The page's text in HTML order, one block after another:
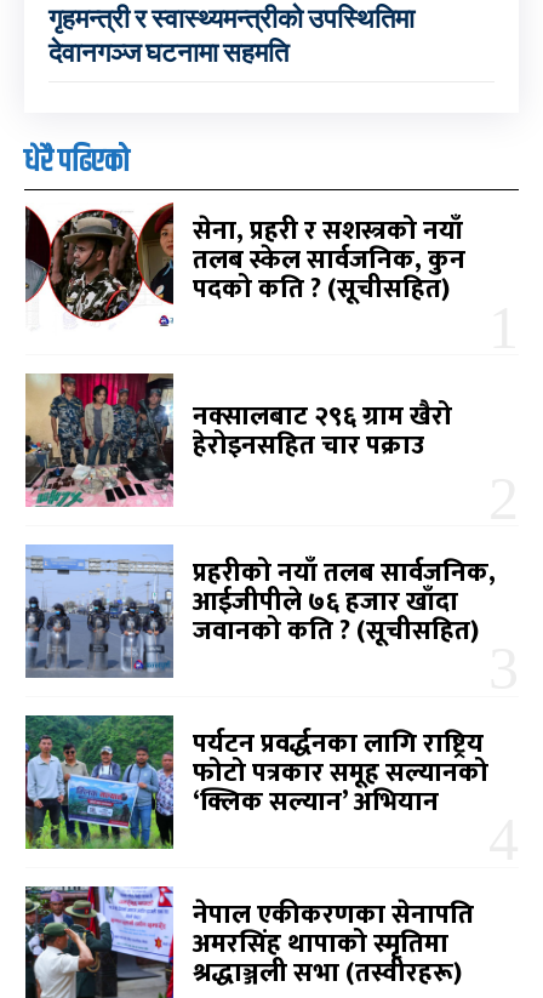
गृहमन्त्री र स्वास्थ्यमन्त्रीको उपस्थितिमा
देवानगञ्ज घटनामा सहमति
धेरै पढिएको
सेना, प्रहरी र सशस्त्रको नयाँ
तलब स्केल सार्वजनिक, कुन
पदको कति ? (सूचीसहित)
नक्सालबाट २९६ ग्राम खैरो
हेरोइनसहित चार पक्राउ
प्रहरीको नयाँ तलब सार्वजनिक,
आईजीपीले ७६ हजार खाँदा
जवानको कति ? (सूचीसहित)
पर्यटन प्रवर्द्धनका लागि राष्ट्रिय
फोटो पत्रकार समूह सल्यानको
‘क्लिक सल्यान’ अभियान
नेपाल एकीकरणका सेनापति
अमरसिंह थापाको स्मृतिमा
श्रद्धाञ्जली सभा (तस्वीरहरू)